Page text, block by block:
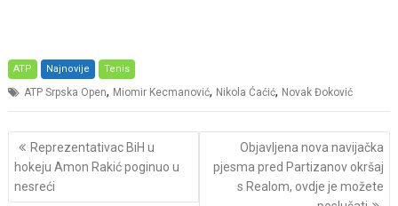
ATP Najnovije Tenis
ATP Srpska Open, Miomir Kecmanović, Nikola Ćaćić, Novak Đoković
Post
navigation
Reprezentativac BiH u
hokeju Amon Rakić poginuo u
nesreći
Objavljena nova navijačka
pjesma pred Partizanov okršaj
s Realom, ovdje je možete